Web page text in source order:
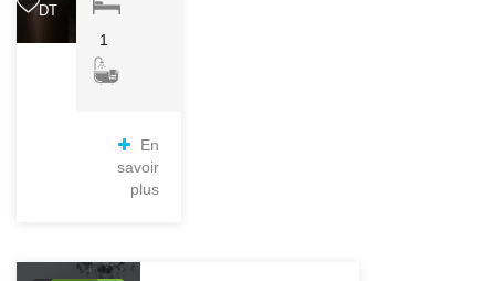
DT
1
En
savoir
plus